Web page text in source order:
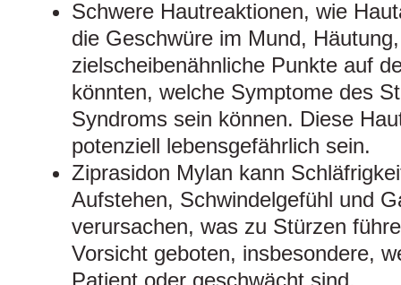
Schwere Hautreaktionen, wie
die Geschwüre im Mund,
zielscheibenähnliche Punkte auf
könnten, welche Symptome des
Syndroms sein können. Diese
potenziell lebensgefährlich sein.
Ziprasidon Mylan kann
Aufstehen, Schwindelgefühl und
verursachen, was zu Stürzen
Vorsicht geboten, insbesondere,
Patient oder geschwächt sind.